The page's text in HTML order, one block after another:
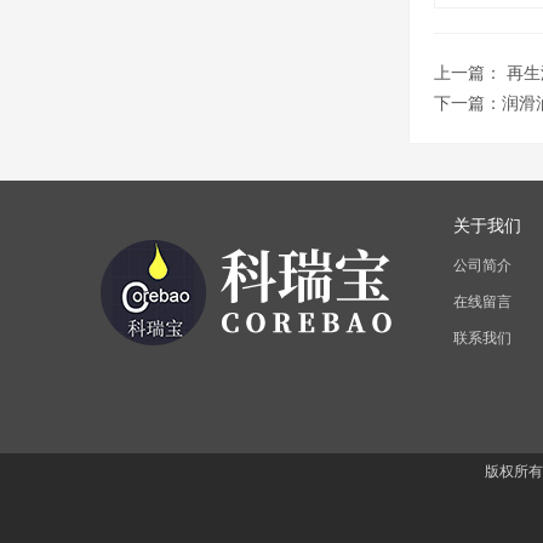
上一篇： 再
下一篇： 润滑
关于我们
公司简介
在线留言
联系我们
版权所